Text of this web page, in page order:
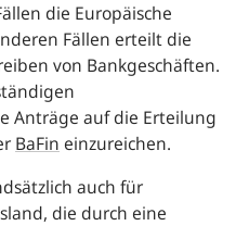
die Europäische
Fällen erteilt die
von Bankgeschäften.
Anträge auf die Erteilung
BaFin einzureichen.
auch für
die durch eine